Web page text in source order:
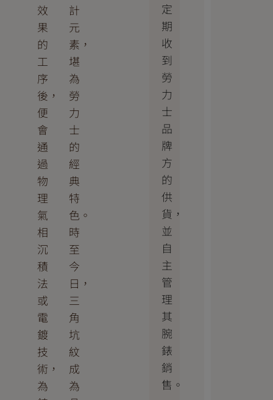
效
果
的
工
序
後，
便
會
通
過
物
理
氣
相
沉
積
法
或
電
鍍
技
術，
為
計
元
素，
堪
為
勞
力
士
的
經
典
特
色。
時
至
今
日，
三
角
坑
紋
成
為
定
期
收
到
勞
力
士
品
牌
方
的
供
貨，
並
自
主
管
理
其
腕
錶
銷
售。